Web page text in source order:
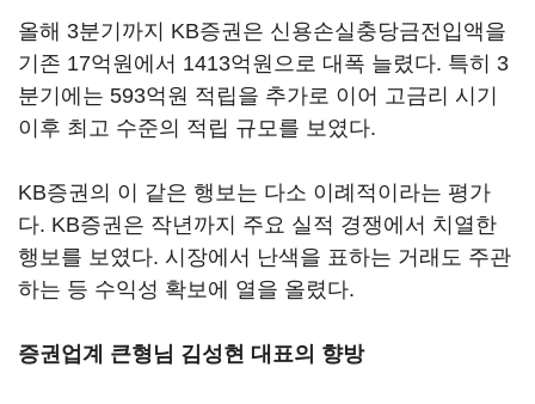
올해 3분기까지 KB증권은 신용손실충당금전입액을
기존 17억원에서 1413억원으로 대폭 늘렸다. 특히 3
분기에는 593억원 적립을 추가로 이어 고금리 시기
이후 최고 수준의 적립 규모를 보였다.
KB증권의 이 같은 행보는 다소 이례적이라는 평가
다. KB증권은 작년까지 주요 실적 경쟁에서 치열한
행보를 보였다. 시장에서 난색을 표하는 거래도 주관
하는 등 수익성 확보에 열을 올렸다.
증권업계 큰형님 김성현 대표의 향방